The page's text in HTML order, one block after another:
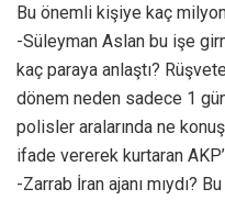
Bu önemli kişiye kaç
-Süleyman Aslan bu işe
kaç paraya anlaştı?
dönem neden sadece 1
polisler aralarında ne
ifade vererek kurtaran
-Zarrab İran ajanı mıydı?